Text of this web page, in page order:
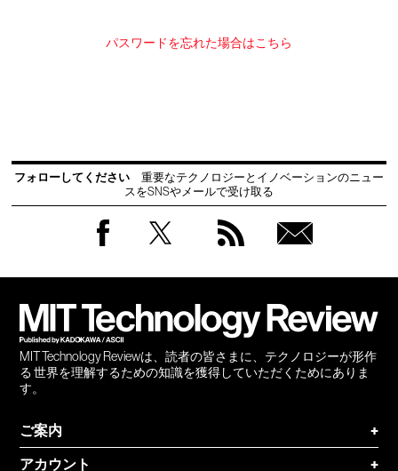
パスワードを忘れた場合はこちら
フォローしてください
重要なテクノロジーとイノベーションのニュー
スをSNSやメールで受け取る
MIT Technology Reviewは、読者の皆さまに、テクノロジーが形作
る 世界を理解するための知識を獲得していただくためにありま
す。
ご案内
+
アカウント
+